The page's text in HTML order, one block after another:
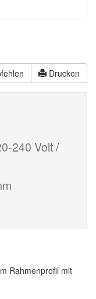
Drucken
240 Volt /
Rahmenprofil mit